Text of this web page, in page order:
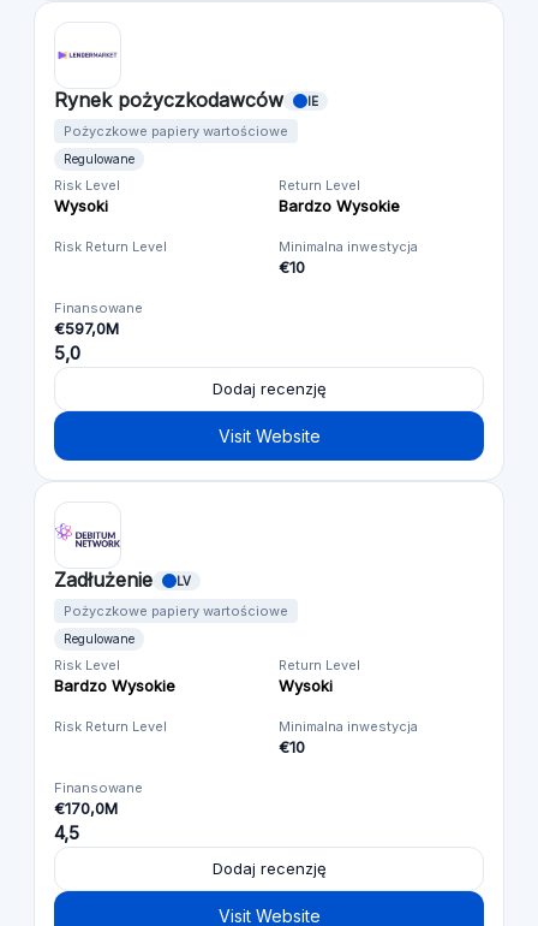
Rynek pożyczkodawców IE
Pożyczkowe papiery wartościowe
Regulowane
Risk Level
Wysoki
Return Level
Bardzo Wysokie
Risk Return Level Minimalna inwestycja
€10
Finansowane
€597,0M
5,0
Dodaj recenzję
Visit Website
Zadłużenie LV
Pożyczkowe papiery wartościowe
Regulowane
Risk Level
Bardzo Wysokie
Return Level
Wysoki
Risk Return Level Minimalna inwestycja
€10
Finansowane
€170,0M
4,5
Dodaj recenzję
Visit Website